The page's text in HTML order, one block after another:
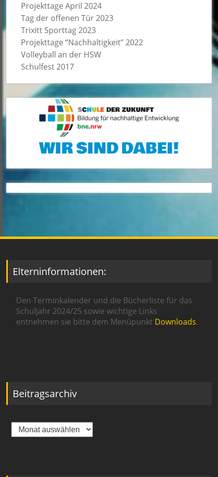
Projekttage April 2024
Tag der offenen Tür 2023
Trixitt Sporttag 2023
Projekttage “Nachhaltigkeit” 2022
Volleyball an der HSW
Schulfest 2017
Elterninformationen:
Den Terminkalender und die Bücherliste für das
Schuljahr 2024/25 sowie wichtige Links
entnehmen sie bitte dem Menüpunkt Downloads.
Beitragsarchiv
Beitragsarchiv